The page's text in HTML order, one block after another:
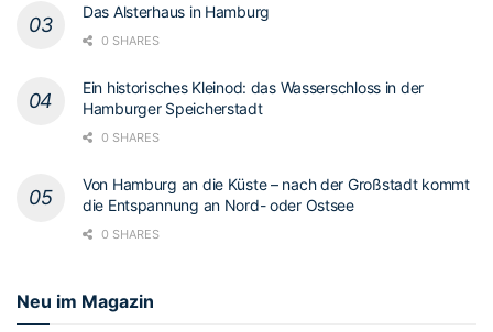
Das Alsterhaus in Hamburg
0 SHARES
Ein historisches Kleinod: das Wasserschloss in der
Hamburger Speicherstadt
0 SHARES
Von Hamburg an die Küste – nach der Großstadt kommt
die Entspannung an Nord- oder Ostsee
0 SHARES
Neu im Magazin